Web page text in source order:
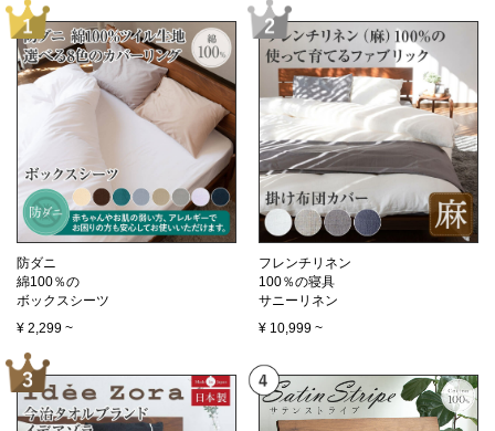
防ダニ
綿100％の
ボックスシーツ
¥ 2,299 ~
フレンチリネン
100％の寝具
サニーリネン
¥ 10,999 ~